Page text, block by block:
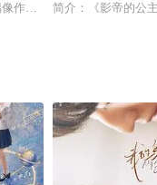
灵魂剥离出体内，锻造于兵
作家林浩轩仰慕已久，一
简介：《影帝的公